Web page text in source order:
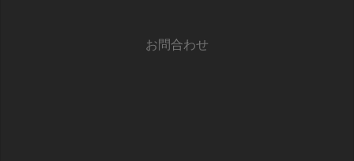
お問合わせ